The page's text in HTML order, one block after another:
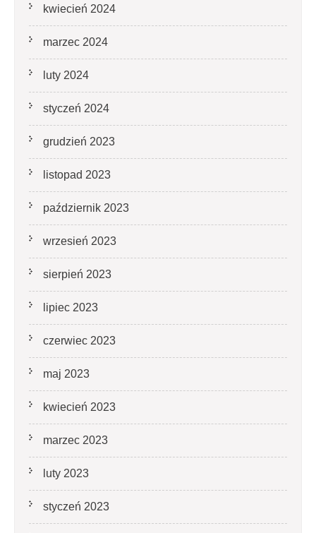
kwiecień 2024
marzec 2024
luty 2024
styczeń 2024
grudzień 2023
listopad 2023
październik 2023
wrzesień 2023
sierpień 2023
lipiec 2023
czerwiec 2023
maj 2023
kwiecień 2023
marzec 2023
luty 2023
styczeń 2023